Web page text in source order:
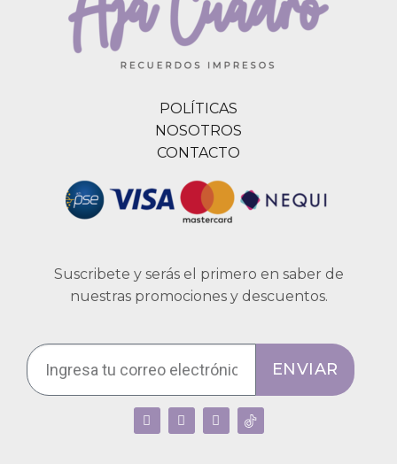
POLÍTICAS
NOSOTROS
CONTACTO
Suscribete y serás el primero en saber de
nuestras promociones y descuentos.
ENVIAR